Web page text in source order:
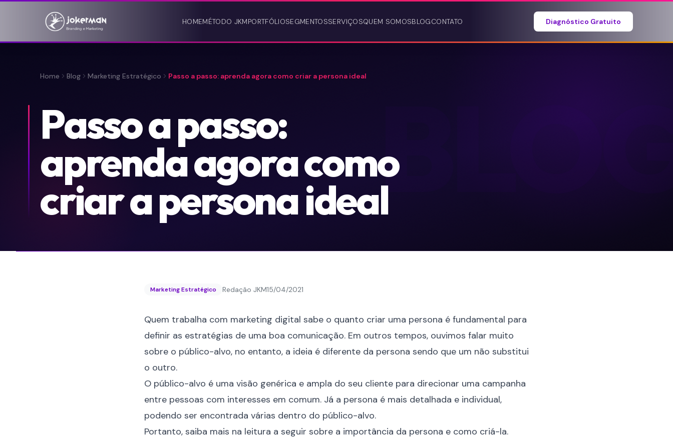
HOMEMÉTODO JKMPORTFÓLIOSEGMENTOSSERVIÇOSQUEM SOMOSBLOGCONTATO Diagnóstico Gratuito
Home Blog Marketing Estratégico Passo a passo: aprenda agora como criar a persona ideal
Passo a passo:
aprenda agora como
criar a persona ideal
Marketing Estratégico Redação JKM15/04/2021
Quem trabalha com marketing digital sabe o quanto criar uma persona é fundamental para
definir as estratégias de uma boa comunicação. Em outros tempos, ouvimos falar muito
sobre o público-alvo, no entanto, a ideia é diferente da persona sendo que um não substitui
o outro.
O público-alvo é uma visão genérica e ampla do seu cliente para direcionar uma campanha
entre pessoas com interesses em comum. Já a persona é mais detalhada e individual,
podendo ser encontrada várias dentro do público-alvo.
Portanto, saiba mais na leitura a seguir sobre a importância da persona e como criá-la.